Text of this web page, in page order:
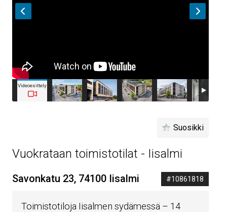
Videoesittely
Suosikki
Vuokrataan toimistotilat - Iisalmi
Savonkatu 23, 74100 Iisalmi #10861818
Toimistotiloja Iisalmen sydämessä – 14